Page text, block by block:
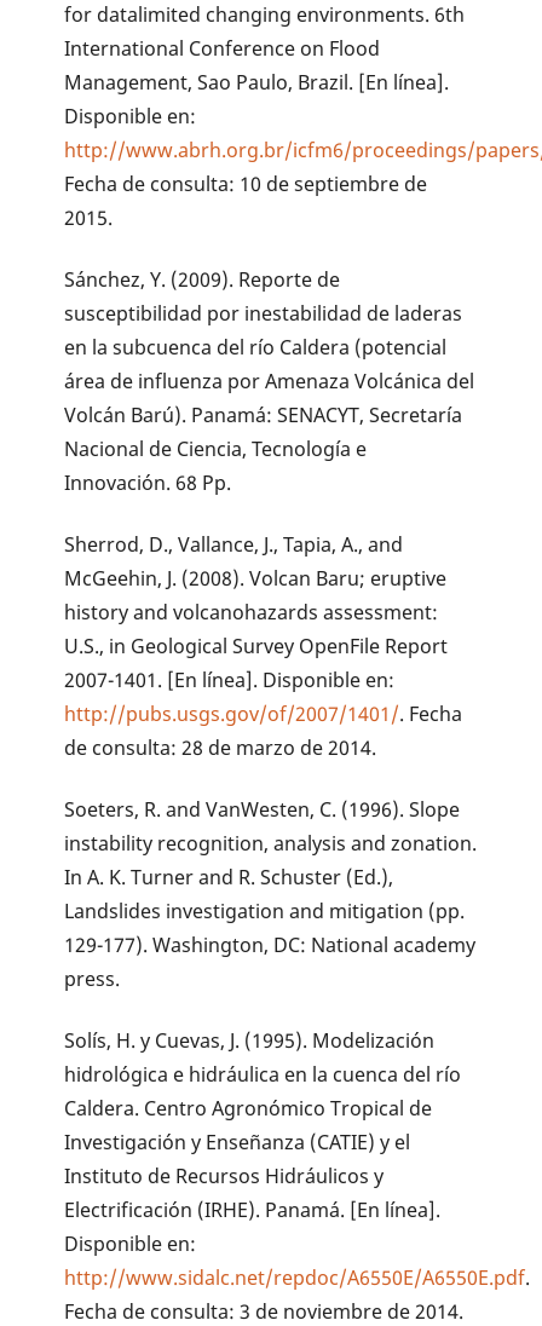
for datalimited changing environments. 6th
International Conference on Flood
Management, Sao Paulo, Brazil. [En línea].
Disponible en:
http://www.abrh.org.br/icfm6/proceedings/
Fecha de consulta: 10 de septiembre de
2015.
Sánchez, Y. (2009). Reporte de
susceptibilidad por inestabilidad de laderas
en la subcuenca del río Caldera (potencial
área de influenza por Amenaza Volcánica del
Volcán Barú). Panamá: SENACYT, Secretaría
Nacional de Ciencia, Tecnología e
Innovación. 68 Pp.
Sherrod, D., Vallance, J., Tapia, A., and
McGeehin, J. (2008). Volcan Baru; eruptive
history and volcanohazards assessment:
U.S., in Geological Survey OpenFile Report
2007-1401. [En línea]. Disponible en:
http://pubs.usgs.gov/of/2007/1401/. Fecha
de consulta: 28 de marzo de 2014.
Soeters, R. and VanWesten, C. (1996). Slope
instability recognition, analysis and zonation.
In A. K. Turner and R. Schuster (Ed.),
Landslides investigation and mitigation (pp.
129-177). Washington, DC: National academy
press.
Solís, H. y Cuevas, J. (1995). Modelización
hidrológica e hidráulica en la cuenca del río
Caldera. Centro Agronómico Tropical de
Investigación y Enseñanza (CATIE) y el
Instituto de Recursos Hidráulicos y
Electrificación (IRHE). Panamá. [En línea].
Disponible en:
http://www.sidalc.net/repdoc/A6550E/A6550E.pdf.
Fecha de consulta: 3 de noviembre de 2014.